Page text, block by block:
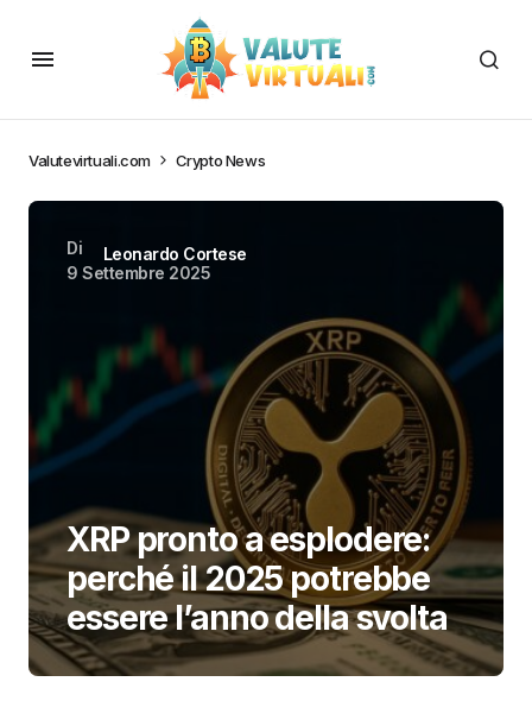
Valutevirtuali.com Crypto News
Di
Leonardo Cortese
9 Settembre 2025
XRP pronto a esplodere:
perché il 2025 potrebbe
essere l’anno della svolta